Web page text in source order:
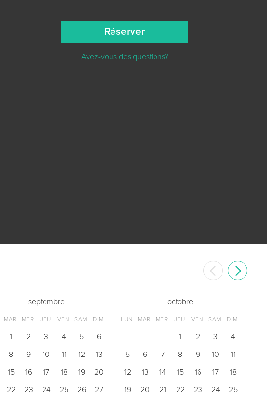
Réserver
Avez-vous des questions?
septembre
MAR. MER. JEU. VEN. SAM. DIM.
1 2 3 4 5
6
8 9 10 11 12
13
15 16 17 18 19
20
22 23 24 25 26
27
octobre
LUN. MAR. MER. JEU. VEN. SAM. DIM.
1 2 3
4
5
6 7 8 9 10
11
12
13 14 15 16 17
18
19
20 21 22 23 24
25